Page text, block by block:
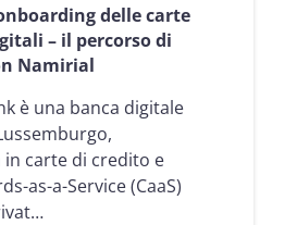
delle carte
– il percorso di
Namirial
è una banca digitale
in carte di credito e
as-a-Service (CaaS)